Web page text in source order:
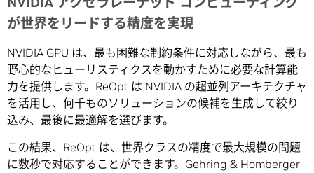
が世界をリードする精度を実現
NVIDIA GPU は、最も困難な制約条件に対応しながら、最も
野心的なヒューリスティクスを動かすために必要な計算能
力を提供します。ReOpt は NVIDIA の超並列アーキテクチャ
を活用し、何千ものソリューションの候補を生成して絞り
込み、最後に最適解を選びます。
この結果、ReOpt は、世界クラスの精度で最大規模の問題
に数秒で対応することができます。Gehring & Homberger